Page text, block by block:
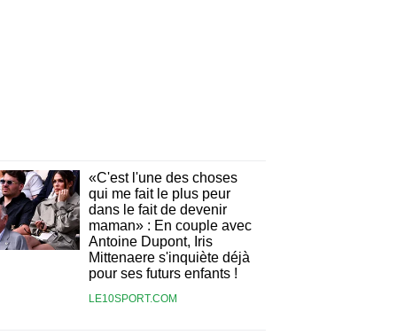
«C'est l'une des choses
qui me fait le plus peur
dans le fait de devenir
maman» : En couple avec
Antoine Dupont, Iris
Mittenaere s'inquiète déjà
pour ses futurs enfants !
LE10SPORT.COM